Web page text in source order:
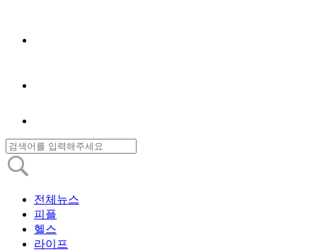
전체뉴스
피플
헬스
라이프